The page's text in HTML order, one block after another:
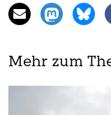
Mehr zum